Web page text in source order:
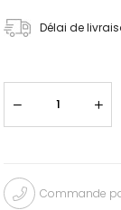
Délai de
Commande